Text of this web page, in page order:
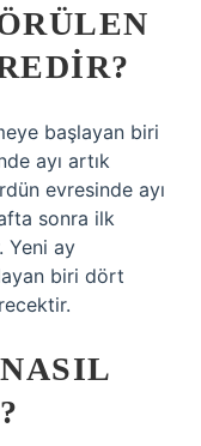
başlayan biri
ayı artık
evresinde ayı
sonra ilk
Yeni ay
biri dört